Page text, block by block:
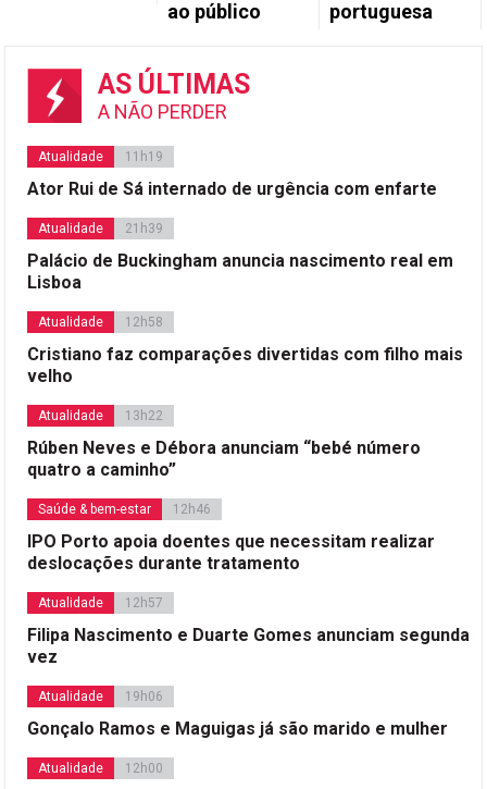
ao público portuguesa
AS ÚLTIMAS
A NÃO PERDER
Atualidade 11h19
Ator Rui de Sá internado de urgência com enfarte
Atualidade 21h39
Palácio de Buckingham anuncia nascimento real em
Lisboa
Atualidade 12h58
Cristiano faz comparações divertidas com filho mais
velho
Atualidade 13h22
Rúben Neves e Débora anunciam “bebé número
quatro a caminho”
Saúde & bem-estar 12h46
IPO Porto apoia doentes que necessitam realizar
deslocações durante tratamento
Atualidade 12h57
Filipa Nascimento e Duarte Gomes anunciam segunda
vez
Atualidade 19h06
Gonçalo Ramos e Maguigas já são marido e mulher
Atualidade 12h00